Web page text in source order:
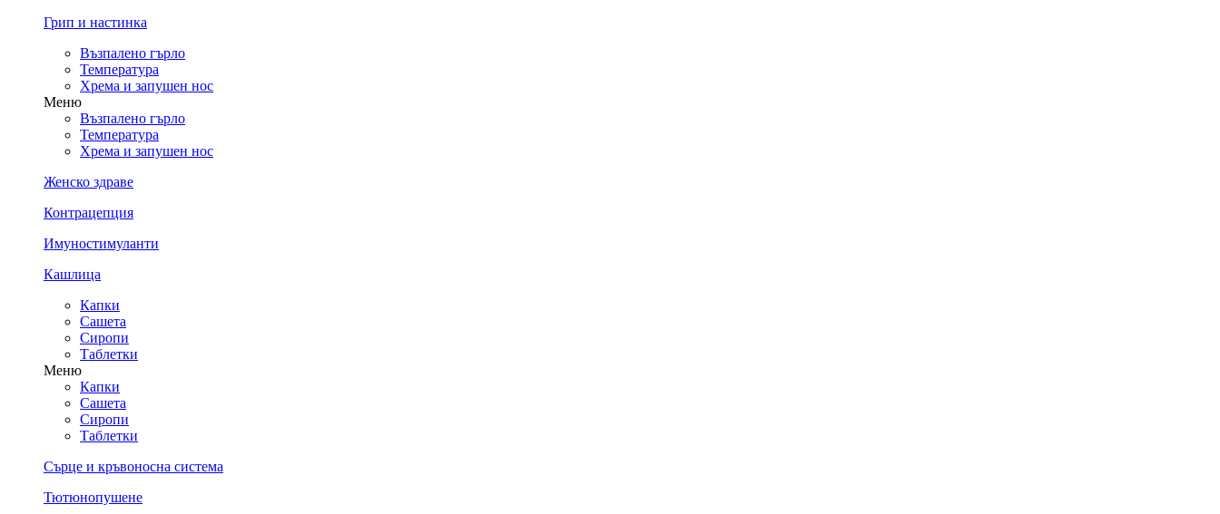
Грип и настинка
Възпалено гърло
Температура
Хрема и запушен нос
Меню
Възпалено гърло
Температура
Хрема и запушен нос
Женско здраве
Контрацепция
Имуностимуланти
Кашлица
Капки
Сашета
Сиропи
Таблетки
Меню
Капки
Сашета
Сиропи
Таблетки
Сърце и кръвоносна система
Тютюнопушене